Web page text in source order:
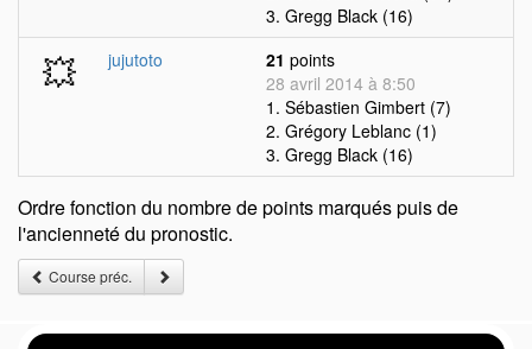
3. Gregg Black (16)
💥 jujutoto 21 points
28 avril 2014 à 8:50
1. Sébastien Gimbert (7)
2. Grégory Leblanc (1)
3. Gregg Black (16)
Ordre fonction du nombre de points marqués puis de
l'ancienneté du pronostic.
Course préc.